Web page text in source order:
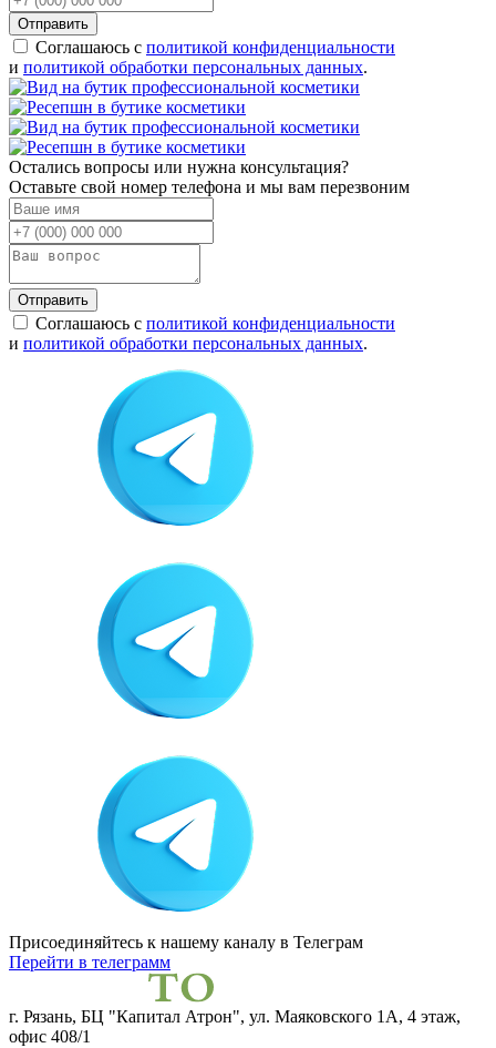
Отправить
Соглашаюсь с политикой конфиденциальности
и политикой обработки персональных данных.
Остались вопросы или нужна консультация?
Оставьте свой номер телефона и мы вам перезвоним
Отправить
Соглашаюсь с политикой конфиденциальности
и политикой обработки персональных данных.
Присоединяйтесь к нашему каналу в Телеграм
Перейти в телеграмм
г. Рязань, БЦ "Капитал Атрон", ул. Маяковского 1А, 4 этаж,
офис 408/1